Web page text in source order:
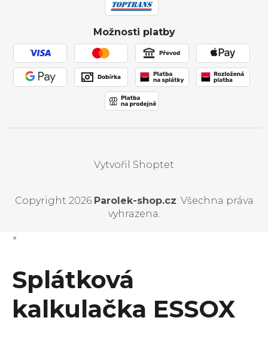
Používání souborů cookies
Možnosti platby
Vytvořil Shoptet
Copyright 2026 Parolek-shop.cz. Všechna práva
vyhrazena.
×
Splátková
kalkulačka ESSOX